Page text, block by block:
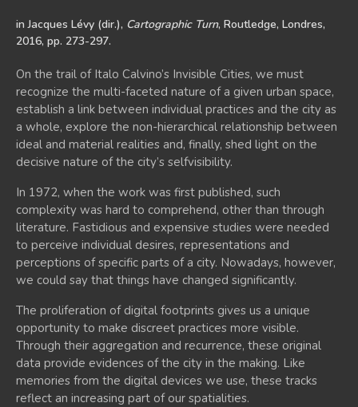
in Jacques Lévy (dir.), Cartographic Turn, Routledge, Londres,
2016, pp. 273-297.
On the trail of Italo Calvino’s Invisible Cities, we must
recognize the multi-faceted nature of a given urban space,
establish a link between individual practices and the city as
a whole, explore the non-hierarchical relationship between
ideal and material realities and, finally, shed light on the
decisive nature of the city’s selfvisibility.
In 1972, when the work was first published, such
complexity was hard to comprehend, other than through
literature. Fastidious and expensive studies were needed
to perceive individual desires, representations and
perceptions of specific parts of a city. Nowadays, however,
we could say that things have changed significantly.
The proliferation of digital footprints gives us a unique
opportunity to make discreet practices more visible.
Through their aggregation and recurrence, these original
data provide evidences of the city in the making. Like
memories from the digital devices we use, these tracks
reflect an increasing part of our spatialities.